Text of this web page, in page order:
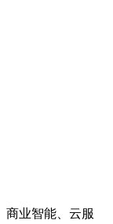
商业智能、云服